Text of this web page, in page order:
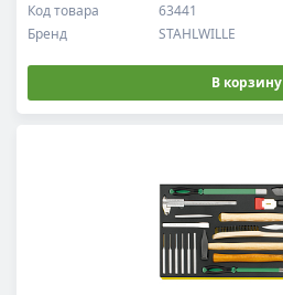
Код товара 63441
Бренд STAHLWILLE
В корзину